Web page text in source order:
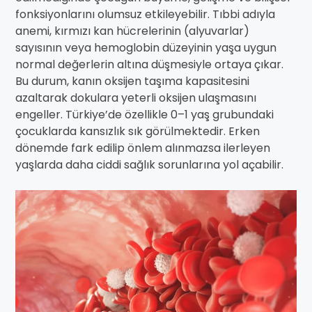
fonksiyonlarını olumsuz etkileyebilir. Tıbbi adıyla
anemi, kırmızı kan hücrelerinin (alyuvarlar)
sayısının veya hemoglobin düzeyinin yaşa uygun
normal değerlerin altına düşmesiyle ortaya çıkar.
Bu durum, kanın oksijen taşıma kapasitesini
azaltarak dokulara yeterli oksijen ulaşmasını
engeller. Türkiye’de özellikle 0–1 yaş grubundaki
çocuklarda kansızlık sık görülmektedir. Erken
dönemde fark edilip önlem alınmazsa ilerleyen
yaşlarda daha ciddi sağlık sorunlarına yol açabilir.